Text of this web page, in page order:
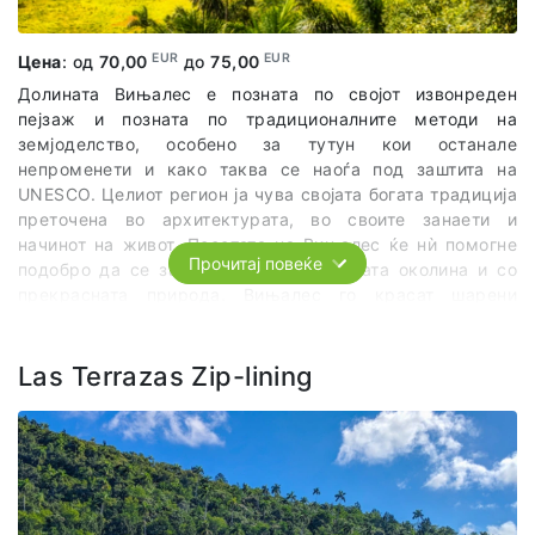
Цена: од 70,00EUR до75,00 EUR
Долината Вињалес е позната по својот извонреден
пејзаж и позната по традиционалните методи на
земјоделство, особено за тутун кои останале
непроменети и како таква се наоѓа под заштита на
UNESCO. Целиот регион ја чува својата богата традиција
преточена во архитектурата, во своите занаети и
начинот на живот. Посетата на Вињалес ќе нѝ помогне
подобро да се запознаеме со руралната околина и со
дополнуваме со попатно застанувањe на местото Лас
Las Barrigonas
), познато по прочуените
“Трудни палми“. Тоа се посебен вид на палми
карактеристични само за Куба. Првата станица во
Вињалес е секако Индијанската пештера, која ја
разгледуваме со локален водич. На моторни чамци ја
разгледуваме внатрешноста на пештерата и го
Прочитај повеќе
Las Terrazas Zip-lining